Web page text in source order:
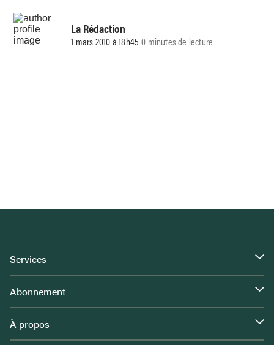
La Rédaction
1 mars 2010 à 18h45 0 minutes de lecture
Services
Abonnement
À propos